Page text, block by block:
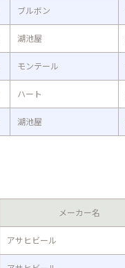
ブルボン
湖池屋
モンテール
ハート
湖池屋
メーカー名
アサヒビール